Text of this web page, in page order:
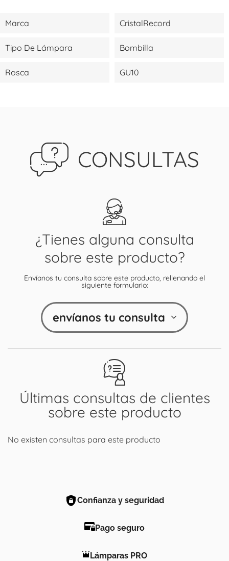
Marca CristalRecord
Tipo De Lámpara Bombilla
Rosca GU10
CONSULTAS
Últimas consultas de clientes
sobre este producto
No existen consultas para este producto
¿Tienes alguna consulta
sobre este producto?
Envíanos tu consulta sobre este producto, rellenando el
siguiente formulario:
envíanos tu consulta
Confianza y seguridad
Pago seguro
Lámparas PRO